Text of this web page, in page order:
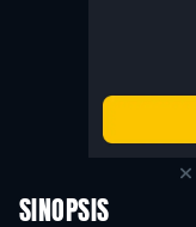
SINOPSIS